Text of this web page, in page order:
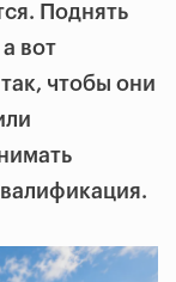
Поднять
вот
чтобы они